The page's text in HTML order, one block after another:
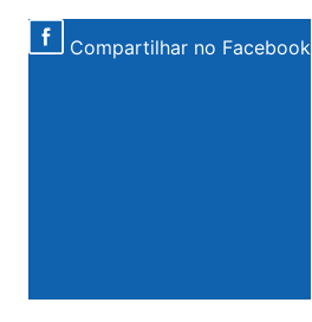
Compartilhar no Facebook